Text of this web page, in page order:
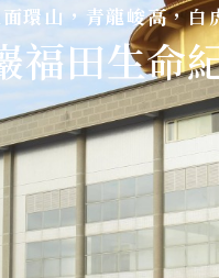
福田生命